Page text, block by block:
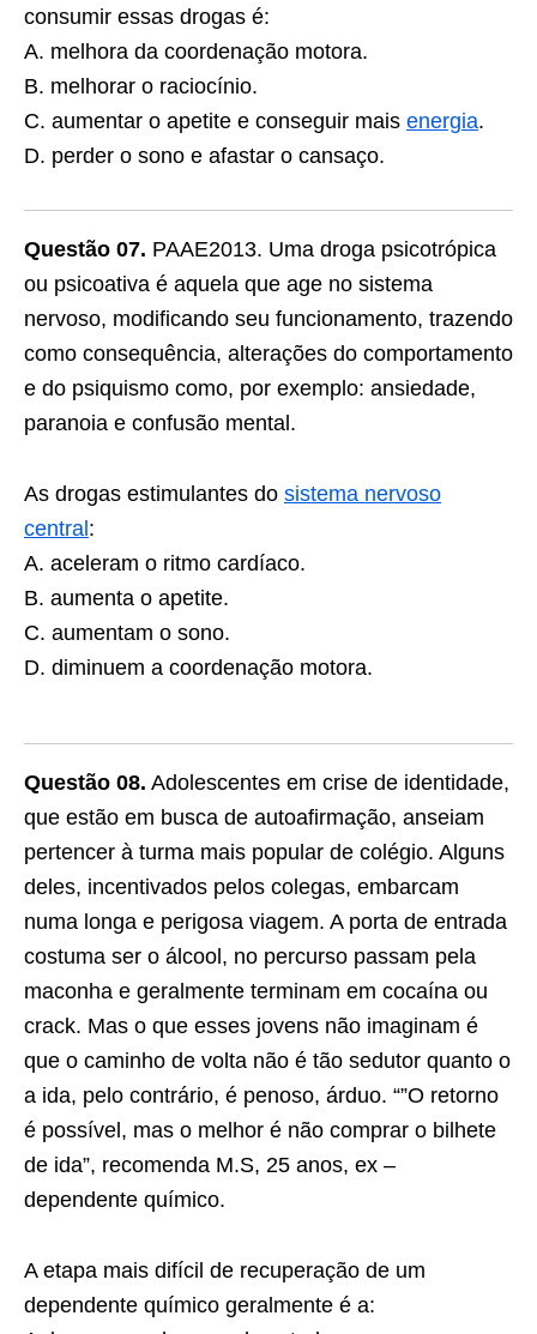
consumir essas drogas é:
A. melhora da coordenação motora.
B. melhorar o raciocínio.
C. aumentar o apetite e conseguir mais energia.
D. perder o sono e afastar o cansaço.
Questão 07. PAAE2013. Uma droga psicotrópica
ou psicoativa é aquela que age no sistema
nervoso, modificando seu funcionamento, trazendo
como consequência, alterações do comportamento
e do psiquismo como, por exemplo: ansiedade,
paranoia e confusão mental.
As drogas estimulantes do sistema nervoso
central:
A. aceleram o ritmo cardíaco.
B. aumenta o apetite.
C. aumentam o sono.
D. diminuem a coordenação motora.
Questão 08. Adolescentes em crise de identidade,
que estão em busca de autoafirmação, anseiam
pertencer à turma mais popular de colégio. Alguns
deles, incentivados pelos colegas, embarcam
numa longa e perigosa viagem. A porta de entrada
costuma ser o álcool, no percurso passam pela
maconha e geralmente terminam em cocaína ou
crack. Mas o que esses jovens não imaginam é
que o caminho de volta não é tão sedutor quanto o
a ida, pelo contrário, é penoso, árduo. “”O retorno
é possível, mas o melhor é não comprar o bilhete
de ida”, recomenda M.S, 25 anos, ex –
dependente químico.
A etapa mais difícil de recuperação de um
dependente químico geralmente é a: